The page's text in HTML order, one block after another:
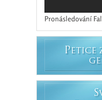
Pronásledování
PETICE
S